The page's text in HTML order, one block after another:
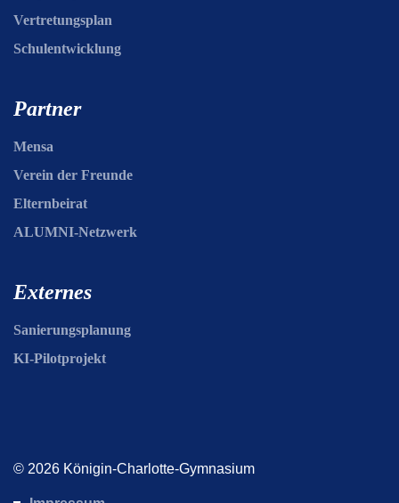
Vertretungsplan
Schulentwicklung
Partner
Mensa
Verein der Freunde
Elternbeirat
ALUMNI-Netzwerk
Externes
Sanierungsplanung
KI-Pilotprojekt
© 2026 Königin-Charlotte-Gymnasium